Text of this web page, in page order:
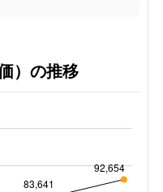
）の推移
83,641
92,654